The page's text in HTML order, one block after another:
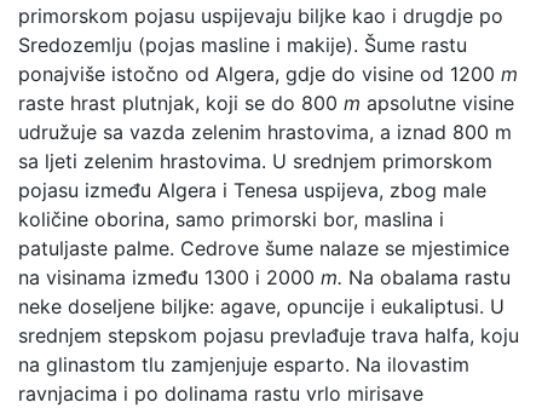
primorskom pojasu uspijevaju biljke kao i drugdje po
Sredozemlju (pojas masline i makije). Šume rastu
ponajviše istočno od Algera, gdje do visine od 1200 m
raste hrast plutnjak, koji se do 800 m apsolutne visine
udružuje sa vazda zelenim hrastovima, a iznad 800 m
sa ljeti zelenim hrastovima. U srednjem primorskom
pojasu između Algera i Tenesa uspijeva, zbog male
količine oborina, samo primorski bor, maslina i
patuljaste palme. Cedrove šume nalaze se mjestimice
na visinama između 1300 i 2000 m. Na obalama rastu
neke doseljene biljke: agave, opuncije i eukaliptusi. U
srednjem stepskom pojasu prevlađuje trava halfa, koju
na glinastom tlu zamjenjuje esparto. Na ilovastim
ravnjacima i po dolinama rastu vrlo mirisave